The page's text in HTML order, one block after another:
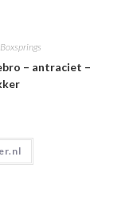
– antraciet –